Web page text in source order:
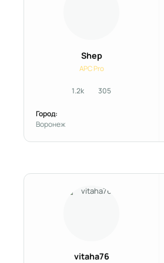
Shep
APC Pro
1.2kсообщения
305Репутация
Город:
Воронеж
vitaha76